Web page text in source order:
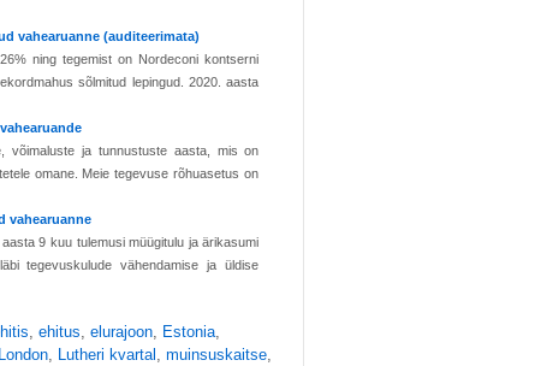
vahearuanne (auditeerimata)
ning tegemist on Nordeconi kontserni
sõlmitud lepingud. 2020. aasta
võimaluste ja tunnustuste aasta, mis on
omane. Meie tegevuse rõhuasetus on
vahearuanne
9 kuu tulemusi müügitulu ja ärikasumi
tegevuskulude vähendamise ja üldise
ehitus elurajoon, Estonia,
London, Lutheri kvartal muinsuskaitse,